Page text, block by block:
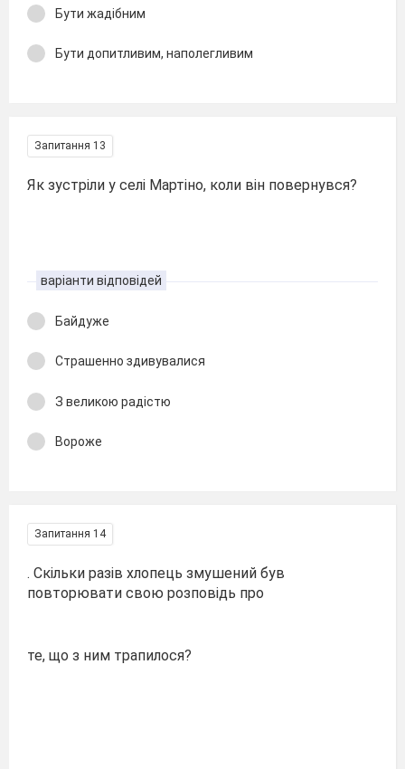
Бути жадібним
Бути допитливим, наполегливим
Запитання 13
Як зустріли у селі Мартіно, коли він повернувся?
варіанти відповідей
Байдуже
Страшенно здивувалися
З великою радістю
Вороже
Запитання 14
. Скільки разів хлопець змушений був
повторювати свою розповідь про
те, що з ним трапилося?